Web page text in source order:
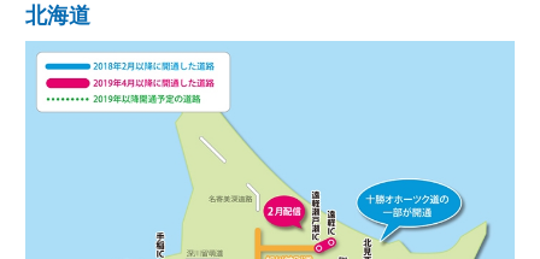
北海道